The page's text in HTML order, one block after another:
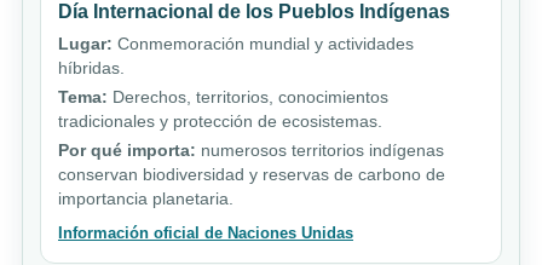
Día Internacional de los Pueblos Indígenas
Lugar: Conmemoración mundial y actividades
híbridas.
Tema: Derechos, territorios, conocimientos
tradicionales y protección de ecosistemas.
Por qué importa: numerosos territorios indígenas
conservan biodiversidad y reservas de carbono de
importancia planetaria.
Información oficial de Naciones Unidas